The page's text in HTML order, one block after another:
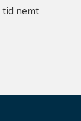
tid nemt